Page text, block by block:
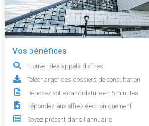
Vos bénéfices
Trouver des appels d'offres
Télécharger des dossiers de consultation
Déposez votre candidature en 5 minutes
Répondez aux offres électroniquement
Soyez présent dans l'annuaire